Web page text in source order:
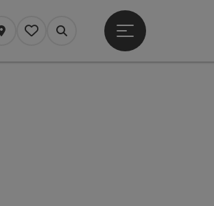
Blog
MapaZapamatované
Vyhledávání
Otevřít hlavní